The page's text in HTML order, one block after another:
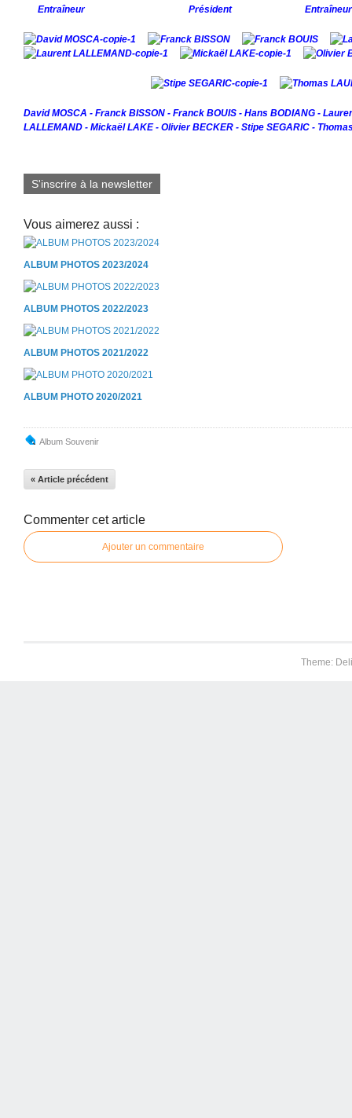
Entraîneur Président Entraîneur
David MOSCA - Franck BISSON - Franck BOUIS - Hans BODIANG -
LALLEMAND - Mickaël LAKE - Olivier BECKER - Stipe SEGARIC -
S'inscrire à la newsletter
Vous aimerez aussi :
ALBUM PHOTOS 2023/2024
ALBUM PHOTOS 2022/2023
ALBUM PHOTOS 2021/2022
ALBUM PHOTO 2020/2021
Album Souvenir
« Article précédent
Commenter cet article
Ajouter un commentaire
Theme: